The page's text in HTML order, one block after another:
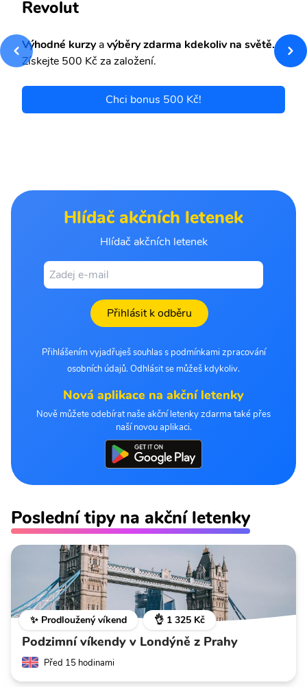
Revolut
Výhodné kurzyavýběry zdarma kdekoliv na světě.
Získejte 500 Kč za založení.
Chci bonus 500 Kč!
Hlídač akčních letenek
Hlídač akčních letenek
Přihlásit k odběru
Přihlášením vyjadřuješ souhlas s podmínkami zpracování
osobních údajů. Odhlásit se můžeš kdykoliv.
Nová aplikace na akční letenky
Nově můžete odebírat naše akční letenky zdarma také přes
naší novou aplikaci.
Poslední tipy na akční letenky
✨ Prodloužený víkend 👌 1 325 Kč
Podzimní víkendy v Londýně z Prahy
Před 15 hodinami